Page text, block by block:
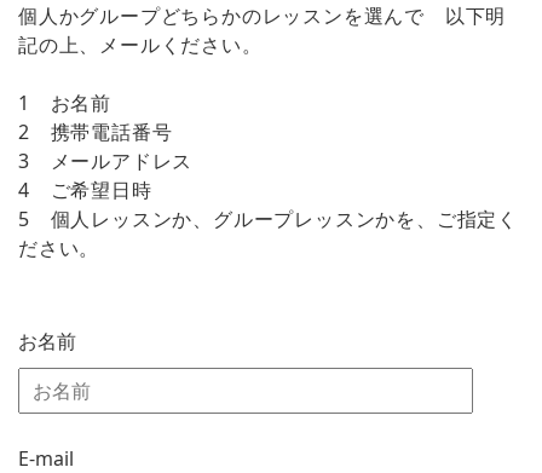
個人かグループどちらかのレッスンを選んで 以下明
記の上、メールください。
1 お名前
2 携帯電話番号
3 メールアドレス
4 ご希望日時
5 個人レッスンか、グループレッスンかを、ご指定く
ださい。
お名前
E-mail